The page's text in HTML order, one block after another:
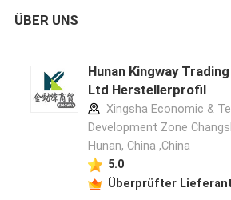
ÜBER UNS
Hunan Kingway
Ltd Herstellerprofil
Xingsha Economic &
Development Zone
Hunan, China ,China
5.0
Überprüfter Lieferant